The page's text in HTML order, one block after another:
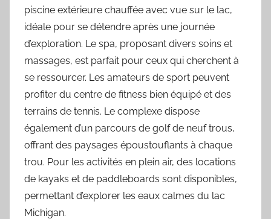
piscine extérieure chauffée avec vue sur le lac,
idéale pour se détendre après une journée
d’exploration. Le spa, proposant divers soins et
massages, est parfait pour ceux qui cherchent à
se ressourcer. Les amateurs de sport peuvent
profiter du centre de fitness bien équipé et des
terrains de tennis. Le complexe dispose
également d’un parcours de golf de neuf trous,
offrant des paysages époustouflants à chaque
trou. Pour les activités en plein air, des locations
de kayaks et de paddleboards sont disponibles,
permettant d’explorer les eaux calmes du lac
Michigan.